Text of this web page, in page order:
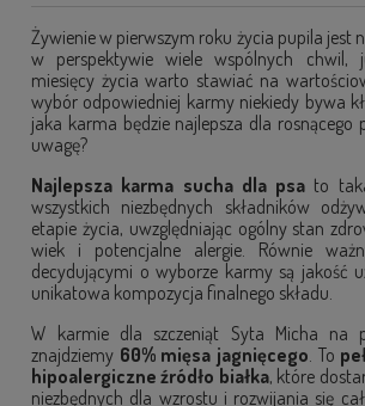
Żywienie w pierwszym roku życia pupila jest
w perspektywie wiele wspólnych chwil,
miesięcy życia warto stawiać na
wybór odpowiedniej karmy niekiedy bywa
jaka karma będzie najlepsza dla rosnącego
uwagę?
Najlepsza karma sucha dla psa to
wszystkich niezbędnych składników
etapie życia, uwzględniając ogólny stan
wiek i potencjalne alergie. Równie
decydującymi o wyborze karmy są jakość
unikatowa kompozycja finalnego składu.
W karmie dla szczeniąt Syta Micha na
znajdziemy 60% mięsa jagnięcego. To
hipoalergiczne źródło białka, które
niezbędnych dla wzrostu i rozwijania się